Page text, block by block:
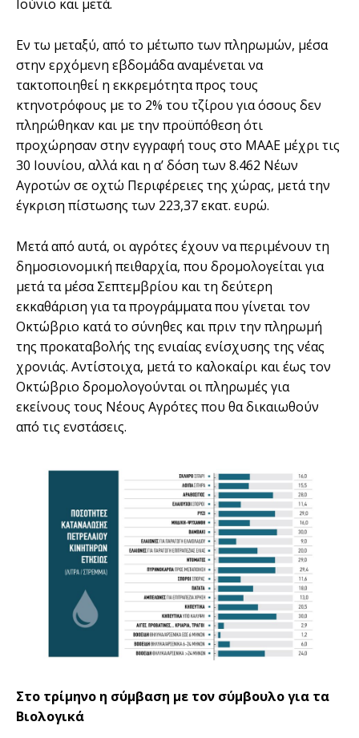
Ιούνιο και µετά.
Εν τω µεταξύ, από το µέτωπο των πληρωµών, µέσα
στην ερχόµενη εβδοµάδα αναµένεται να
τακτοποιηθεί η εκκρεµότητα προς τους
κτηνοτρόφους µε το 2% του τζίρου για όσους δεν
πληρώθηκαν και µε την προϋπόθεση ότι
προχώρησαν στην εγγραφή τους στο ΜΑΑΕ µέχρι τις
30 Ιουνίου, αλλά και η α’ δόση των 8.462 Νέων
Αγροτών σε οχτώ Περιφέρειες της χώρας, µετά την
έγκριση πίστωσης των 223,37 εκατ. ευρώ.
Μετά από αυτά, οι αγρότες έχουν να περιµένουν τη
δηµοσιονοµική πειθαρχία, που δροµολογείται για
µετά τα µέσα Σεπτεµβρίου και τη δεύτερη
εκκαθάριση για τα προγράµµατα που γίνεται τον
Οκτώβριο κατά το σύνηθες και πριν την πληρωµή
της προκαταβολής της ενιαίας ενίσχυσης της νέας
χρονιάς. Αντίστοιχα, µετά το καλοκαίρι και έως τον
Οκτώβριο δροµολογούνται οι πληρωµές για
εκείνους τους Νέους Αγρότες που θα δικαιωθούν
από τις ενστάσεις.
Στο τρίµηνο η σύµβαση µε τον σύµβουλο για τα
Βιολογικά